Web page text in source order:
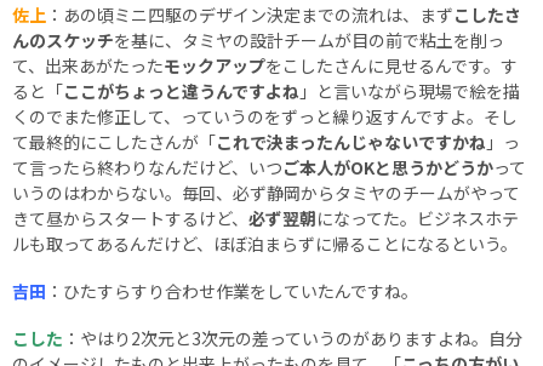
佐上 ：あの頃ミニ四駆のデザイン決定までの流れは、まずこしたさ
んのスケッチを基に、タミヤの設計チームが目の前で粘土を削っ
て、出来あがたったモックアップをこしたさんに見せるんです。す
ると「ここがちょっと違うんですよね 」と言いながら現場で絵を描
くのでまた修正して、っていうのをずっと繰り返すんですよ。そし
て最終的にこしたさんが「これで決まったんじゃないですかね 」っ
て言ったら終わりなんだけど、いつご本人がOKと思うかどうかって
いうのはわからない。毎回、必ず静岡からタミヤのチームがやって
きて昼からスタートするけど、 必ず翌朝になってた。ビジネスホテ
ルも取ってあるんだけど、ほぼ泊まらずに帰ることになるという。
吉田 ：ひたすらすり合わせ作業をしていたんですね。
こした ：やはり2次元と3次元の差っていうのがありますよね。自分